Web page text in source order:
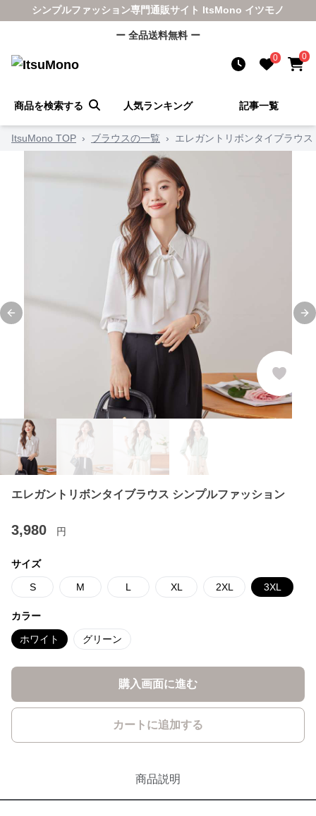
シンプルファッション専門通販サイト ItsMono イツモノ
ー 全品送料無料 ー
0 0
商品を検索する 人気ランキング 記事一覧
ItsuMono TOP › ブラウスの一覧 › エレガントリボンタイブラウ
Previous slide
エレガントリボンタイブラウス シンプルファッション
3,980 円
サイズ
S M L XL 2XL 3XL
カラー
ホワイト グリーン
購入画面に進む
カートに追加する
商品説明